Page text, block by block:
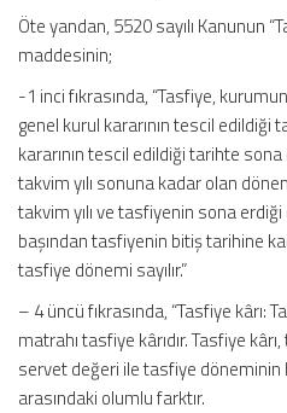
Öte yandan, 5520 sayılı Kanunun
maddesinin;
-1 inci fıkrasında, “Tasfiye,
genel kurul kararının tescil
kararının tescil edildiği tarihte
takvim yılı sonuna kadar olan
takvim yılı ve tasfiyenin sona erdiği
başından tasfiyenin bitiş tarihine
tasfiye dönemi sayılır.”
– 4 üncü fıkrasında, “Tasfiye kârı:
matrahı tasfiye kârıdır. Tasfiye
servet değeri ile tasfiye döneminin
arasındaki olumlu farktır.